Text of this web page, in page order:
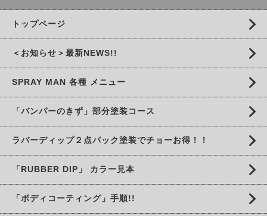
トップページ
＜お知らせ＞最新NEWS!!
SPRAY MAN 各種 メニュー
「バンパーのきず」部分塗装コース
ラバーディップ２点パック塗装でチョーお得！！
「RUBBER DIP」 カラー見本
「ボディコーティング」手順!!